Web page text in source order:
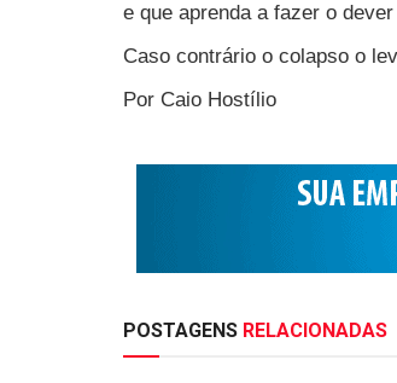
e que aprenda a fazer o
Caso contrário o colapso o
Por Caio Hostílio
POSTAGENS RELACIONADAS